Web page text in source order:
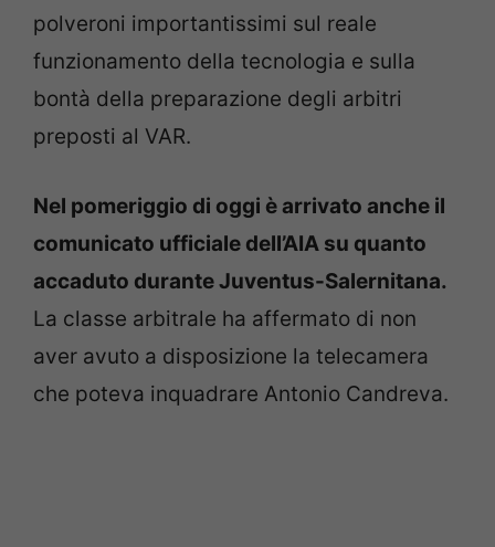
polveroni importantissimi sul reale
funzionamento della tecnologia e sulla
bontà della preparazione degli arbitri
preposti al VAR.
Nel pomeriggio di oggi è arrivato anche il
comunicato ufficiale dell’AIA su quanto
accaduto durante Juventus-Salernitana.
La classe arbitrale ha affermato di non
aver avuto a disposizione la telecamera
che poteva inquadrare Antonio Candreva.